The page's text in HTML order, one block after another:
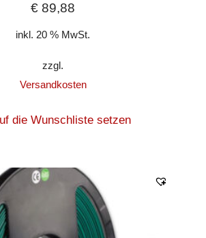
€ 89,88
inkl. 20 % MwSt.
zzgl.
Versandkosten
die Wunschliste setzen